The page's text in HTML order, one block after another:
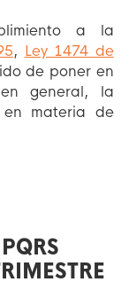
a la
, Ley 1474 de
de poner en
general, la
materia de